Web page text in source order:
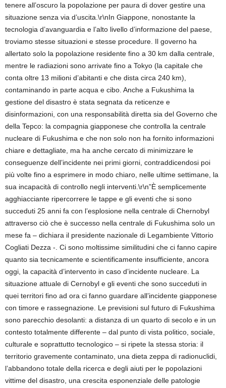
tenere all’oscuro la popolazione per paura di dover gestire una
situazione senza via d’uscita.\r\nIn Giappone, nonostante la
tecnologia d’avanguardia e l’alto livello d’informazione del paese,
troviamo stesse situazioni e stesse procedure. Il governo ha
allertato solo la popolazione residente fino a 30 km dalla centrale,
mentre le radiazioni sono arrivate fino a Tokyo (la capitale che
conta oltre 13 milioni d’abitanti e che dista circa 240 km),
contaminando in parte acqua e cibo. Anche a Fukushima la
gestione del disastro è stata segnata da reticenze e
disinformazioni, con una responsabilità diretta sia del Governo che
della Tepco: la compagnia giapponese che controlla la centrale
nucleare di Fukushima e che non solo non ha fornito informazioni
chiare e dettagliate, ma ha anche cercato di minimizzare le
conseguenze dell’incidente nei primi giorni, contraddicendosi poi
più volte fino a esprimere in modo chiaro, nelle ultime settimane, la
sua incapacità di controllo negli interventi.\r\n”È semplicemente
agghiacciante ripercorrere le tappe e gli eventi che si sono
succeduti 25 anni fa con l’esplosione nella centrale di Chernobyl
attraverso ciò che è successo nella centrale di Fukushima solo un
mese fa – dichiara il presidente nazionale di Legambiente Vittorio
Cogliati Dezza -. Ci sono moltissime similitudini che ci fanno capire
quanto sia tecnicamente e scientificamente insufficiente, ancora
oggi, la capacità d’intervento in caso d’incidente nucleare. La
situazione attuale di Cernobyl e gli eventi che sono succeduti in
quei territori fino ad ora ci fanno guardare all’incidente giapponese
con timore e rassegnazione. Le previsioni sul futuro di Fukushima
sono parecchio desolanti: a distanza di un quarto di secolo e in un
contesto totalmente differente – dal punto di vista politico, sociale,
culturale e soprattutto tecnologico – si ripete la stessa storia: il
territorio gravemente contaminato, una dieta zeppa di radionuclidi,
l’abbandono totale della ricerca e degli aiuti per le popolazioni
vittime del disastro, una crescita esponenziale delle patologie